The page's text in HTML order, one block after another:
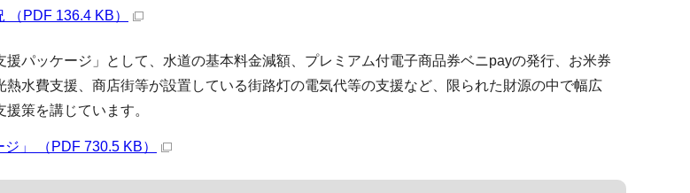
PDF 136.4 KB）
パッケージ」として、水道の基本料金減額、プレミアム付電子商品券ベニpayの発行、お米券
水費支援、商店街等が設置している街路灯の電気代等の支援など、限られた財源の中で幅広
策を講じています。
」 （PDF 730.5 KB）